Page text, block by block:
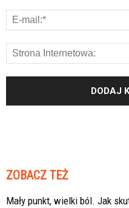
ZOBACZ TEŻ
Mały punkt, wielki ból. Jak